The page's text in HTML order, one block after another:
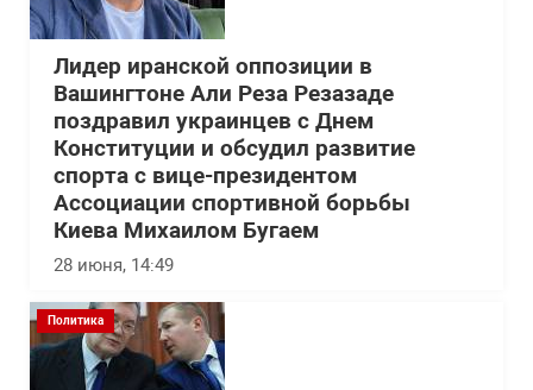
Лидер иранской оппозиции в
Вашингтоне Али Реза Резазаде
поздравил украинцев с Днем
Конституции и обсудил развитие
спорта с вице-президентом
Ассоциации спортивной борьбы
Киева Михаилом Бугаем
28 июня, 14:49
Политика